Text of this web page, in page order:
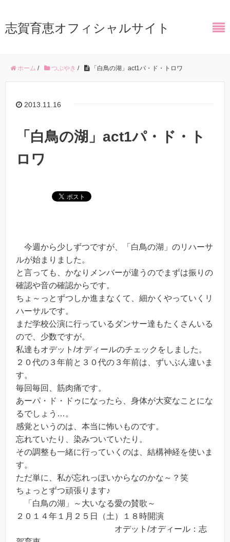
志賀育恵オフィシャルサイト
ホーム / つぶやき / 「白鳥の湖」act1パ・ド・トロワ
2013.11.16
「白鳥の湖」act1パ・ド・ト
ロワ
今週から少しずつですが、「白鳥の湖」のリハーサ
ルが始まりました。
と言っても、かなりメンバーが違うのでまずは振りの
確認や音の確認からです。
ちょ～っとずつしか進まなくて、細かくやっていくリ
ハーサルです。
まだ学校公演に行っているダンサー達もたくさんいる
ので、少数ですが。
私達もオデット/オディールのチェックをしました。
２０代の３年前と３０代の３年前は、ずいぶん違いま
す。
毎回毎回、筋肉痛です。
あーパ・ド・ドゥになったら、身体が大変なことにな
るでしょう…。
感覚というのは、本当に怖いものです。
忘れていたり、染みついていたり。
その調整も一緒に行っていくのは、結構神経を使いま
す。
ただ単に、私が忘れっぽいからなのかな～？笑
ちょっとずつ頑張ります♪
「白鳥の湖」～大いなる愛の賛歌～
２０１４年１月２５日（土）１８時開演
オデット/オディール：志